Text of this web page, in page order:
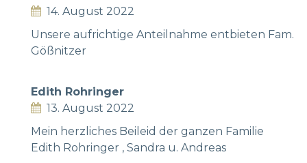
14. August 2022
Unsere aufrichtige Anteilnahme entbieten Fam.
Gößnitzer
Edith Rohringer
13. August 2022
Mein herzliches Beileid der ganzen Familie
Edith Rohringer , Sandra u. Andreas